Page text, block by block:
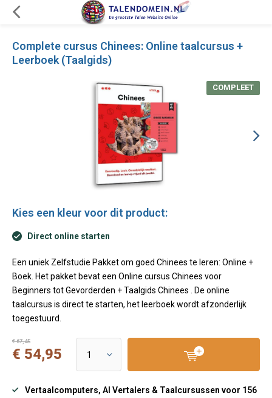
Complete cursus Chinees: Online taalcursus +
Leerboek (Taalgids)
COMPLEET
Kies een kleur voor dit product:
Direct online starten
Een uniek Zelfstudie Pakket om goed Chinees te leren: Online +
Boek. Het pakket bevat een Online cursus Chinees voor
Beginners tot Gevorderden + Taalgids Chinees . De online
taalcursus is direct te starten, het leerboek wordt afzonderlijk
toegestuurd.
€ 67,45
€ 54,95
Vertaalcomputers, AI Vertalers & Taalcursussen voor 156